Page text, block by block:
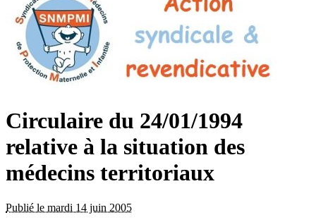
Circulaire du 24/01/1994
relative à la situation des
médecins territoriaux
Publié le mardi 14 juin 2005